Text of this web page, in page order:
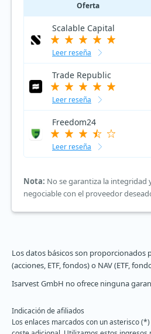
Oferta
Scalable Capital
Leer reseña
Trade Republic
Leer reseña
Freedom24
Leer reseña
Nota: No se garantiza la integridad
negociable con el proveedor
Los datos básicos son proporcionados
(acciones, ETF, fondos) o NAV (ETF,
Isarvest GmbH no ofrece ninguna
Indicación de afiliados
Los enlaces marcados con un asterisco